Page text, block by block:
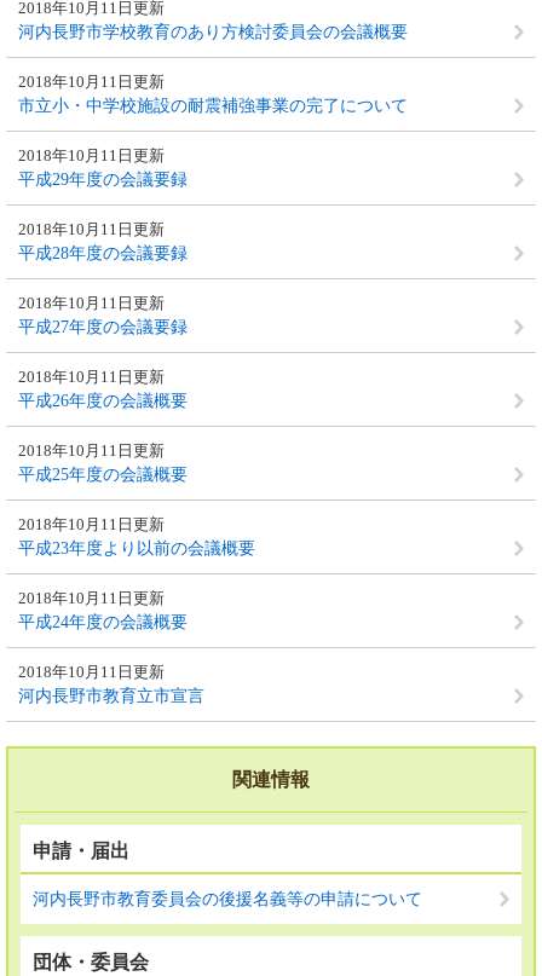
河内長野市学校教育のあり方検討委員会の会議概要
2018年10月11日更新
市立小・中学校施設の耐震補強事業の完了について
2018年10月11日更新
平成29年度の会議要録
2018年10月11日更新
平成28年度の会議要録
2018年10月11日更新
平成27年度の会議要録
2018年10月11日更新
平成26年度の会議概要
2018年10月11日更新
平成25年度の会議概要
2018年10月11日更新
平成23年度より以前の会議概要
2018年10月11日更新
平成24年度の会議概要
2018年10月11日更新
河内長野市教育立市宣言
2018年10月11日更新
関連情報
申請・届出
河内長野市教育委員会の後援名義等の申請について
団体・委員会